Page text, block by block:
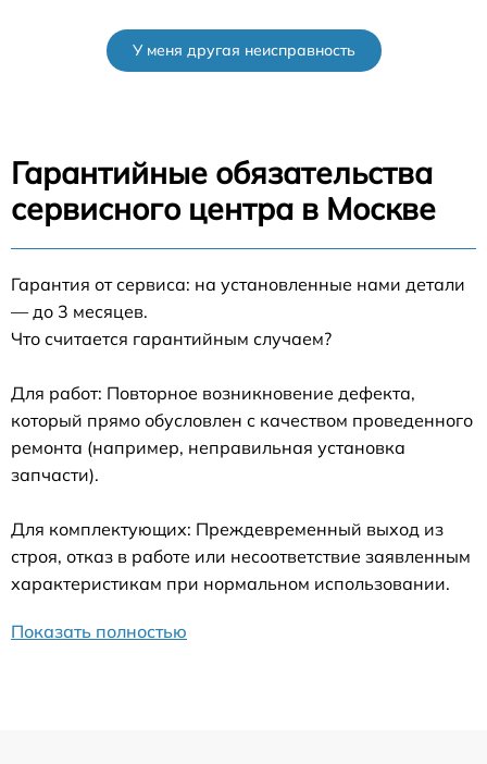
У меня другая неисправность
Гарантийные обязательства
сервисного центра в Москве
Гарантия от сервиса: на установленные нами детали
— до 3 месяцев.
Что считается гарантийным случаем?
Для работ: Повторное возникновение дефекта,
который прямо обусловлен с качеством проведенного
ремонта (например, неправильная установка
запчасти).
Для комплектующих: Преждевременный выход из
строя, отказ в работе или несоответствие заявленным
характеристикам при нормальном использовании.
Показать полностью